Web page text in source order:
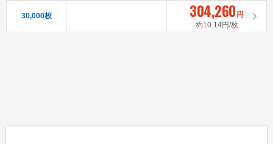
30,000枚 304,260 円
約10.14円/枚